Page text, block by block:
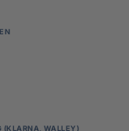
(KLARNA, WALLEY)